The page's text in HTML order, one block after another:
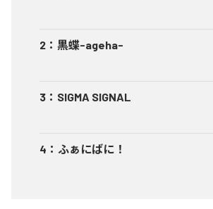
2 ： 黒蝶-ageha-
3 ： SIGMA SIGNAL
4 ： ふぁにばに！